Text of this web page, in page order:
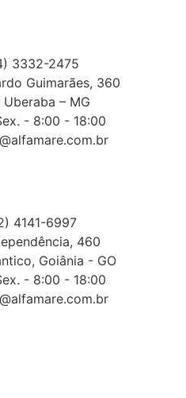
3332-2475
Guimarães, 360
– MG
- 8:00 - 18:00
4141-6997
460
Goiânia - GO
- 8:00 - 18:00